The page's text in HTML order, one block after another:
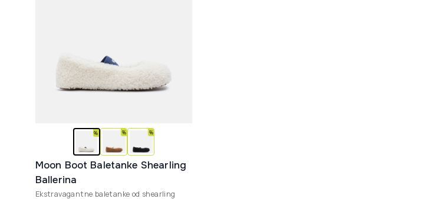
Moon Boot Baletanke Shearling
Ballerina
Ekstravagantne baletanke od shearling